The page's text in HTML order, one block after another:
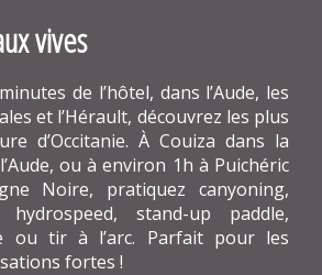
vives
de l’hôtel, dans l’Aude, les
et l’Hérault, découvrez les plus
d’Occitanie. À Couiza dans la
ou à environ 1h à Puichéric
Noire, pratiquez canyoning,
stand-up paddle,
ou tir à l’arc. Parfait pour les
fortes !